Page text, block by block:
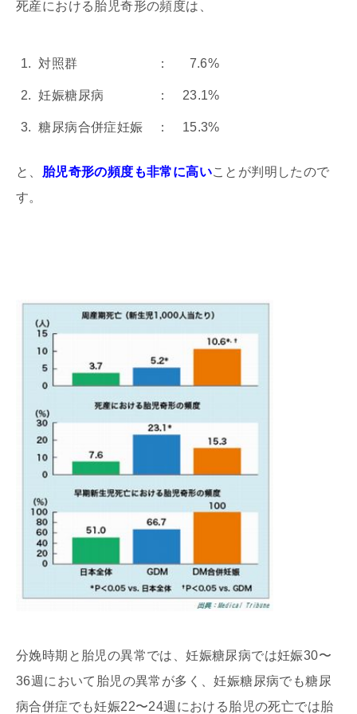
死産における胎児奇形の頻度は、
対照群 ： 7.6%
妊娠糖尿病 ： 23.1%
糖尿病合併症妊娠 ： 15.3%
と、 胎児奇形の頻度も非常に高いことが判明したので
す。
分娩時期と胎児の異常では、妊娠糖尿病では妊娠30〜
36週において胎児の異常が多く、妊娠糖尿病でも糖尿
病合併症でも妊娠22〜24週における胎児の死亡では胎